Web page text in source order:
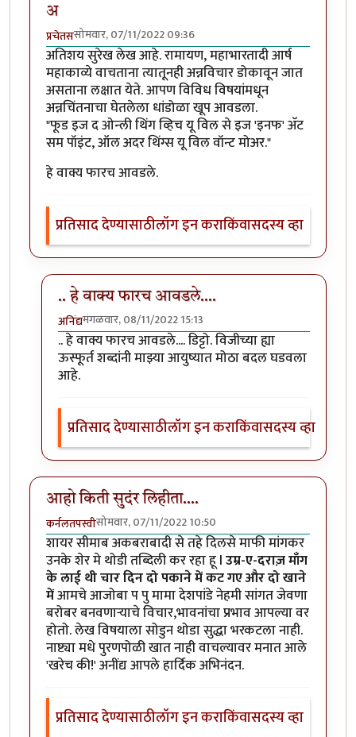
अ
प्रचेतससोमवार, 07/11/2022 09:36
अतिशय सुरेख लेख आहे. रामायण, महाभारतादी आर्ष
महाकाव्ये वाचताना त्यातूनही अन्नविचार डोकावून जात
असताना लक्षात येते. आपण विविध विषयांमधून
अन्नचिंतनाचा घेतलेला धांडोळा खूप आवडला.
"फूड इज द ओन्ली थिंग व्हिच यू विल से इज 'इनफ' अ‍ॅट
सम पॉइंट, ऑल अदर थिंग्स यू विल वॉन्ट मोअर."
हे वाक्य फारच आवडले.
प्रतिसाद देण्यासाठीलॉग इन कराकिंवासदस्य व्हा
.. हे वाक्य फारच आवडले....
अनिंद्यमंगळवार, 08/11/2022 15:13
In reply toफूड इज द ओन्ली थिंग व्हिच यू विल से इज
.. हे वाक्य फारच आवडले.... डिट्टो. विजीच्या ह्या
ऊस्फूर्त शब्दांनी माझ्या आयुष्यात मोठा बदल घडवला
आहे.
प्रतिसाद देण्यासाठीलॉग इन कराकिंवासदस्य व्हा
आहो किती सुदंर लिहीता....
कर्नलतपस्वीसोमवार, 07/11/2022 10:50
शायर सीमाब अकबराबादी से तहे दिलसे माफी मांगकर
उनके शेर मे थोडी तब्दिली कर रहा हू lउम्र-ए-दराज़ माँग
के लाई थी चार दिन दो पकाने में कट गए और दो खाने
मेंआमचे आजोबा प पु मामा देशपांडे नेहमी सांगत जेवणा
बरोबर बनवणाऱ्याचे विचार,भावनांचा प्रभाव आपल्या वर
होतो. लेख विषयाला सोडुन थोडा सुद्धा भरकटला नाही.
नाष्ट्या मधे पुरणपोळी खात नाही वाचल्यावर मनात आले
'खरेच की!' अनींद्य आपले हार्दिक अभिनंदन.
प्रतिसाद देण्यासाठीलॉग इन कराकिंवासदस्य व्हा